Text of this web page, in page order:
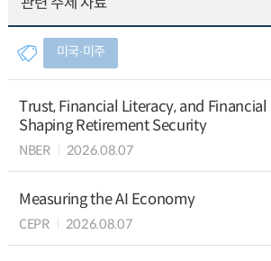
미국∙미주
Trust, Financial Literacy, and Financial
Shaping Retirement Security
NBER 2026.08.07
Measuring the AI Economy
CEPR 2026.08.07